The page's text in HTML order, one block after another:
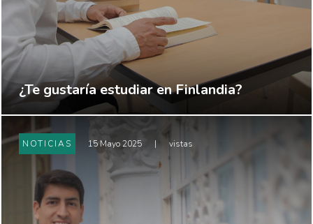
¿Te gustaría estudiar en Finlandia?
NOTICIAS 15 Mayo 2025 | vistas